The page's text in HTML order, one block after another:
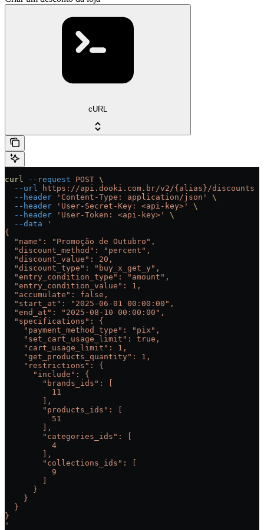
cURL
curl --request POST \
  --url
https://api.dooki.com.br/v2/{alias}/discounts
  --header
'Content-Type: application/json'
\
  --header
'User-Secret-Key: <api-key>'
\
  --header
'User-Token: <api-key>'
\
  --data
'
{
  "name": "Promoção de Outubro",
  "discount_method": "percent",
  "discount_value": 20,
  "discount_type": "buy_x_get_y",
  "entry_condition_type": "amount",
  "entry_condition_value": 1,
  "accumulate": false,
  "start_at": "2025-06-01 00:00:00",
  "end_at": "2025-08-10 00:00:00",
  "specifications": {
    "payment_method_type": "pix",
    "set_cart_usage_limit": true,
    "cart_usage_limit": 1,
    "get_products_quantity": 1,
    "restrictions": {
      "include": {
        "brands_ids": [
          11
        ],
        "products_ids": [
          51
        ],
        "categories_ids": [
          4
        ],
        "collections_ids": [
          9
      }
    }
  }
}
'